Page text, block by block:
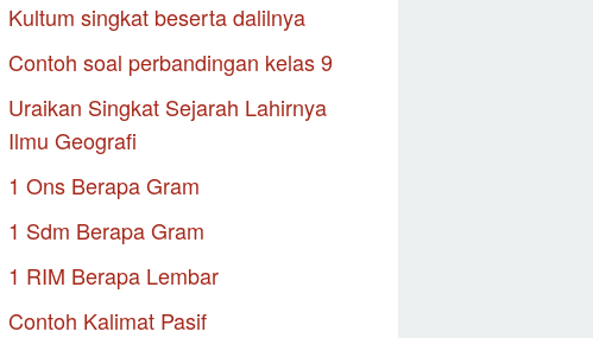
Kultum singkat beserta dalilnya
Contoh soal perbandingan kelas 9
Uraikan Singkat Sejarah Lahirnya
Ilmu Geografi
1 Ons Berapa Gram
1 Sdm Berapa Gram
1 RIM Berapa Lembar
Contoh Kalimat Pasif